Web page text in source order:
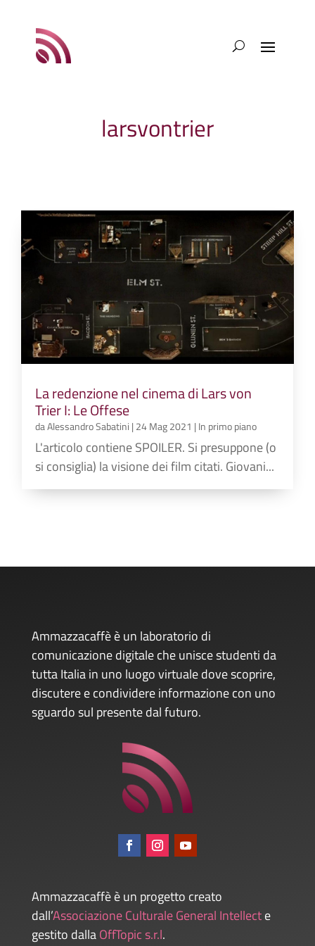
larsvontrier
La redenzione nel cinema di Lars von
Trier I: Le Offese
daAlessandro Sabatini | 24 Mag 2021 | In primo piano
L'articolo contiene SPOILER. Si presuppone (o
si consiglia) la visione dei film citati. Giovani...
Ammazzacaffè è un laboratorio di
comunicazione digitale che unisce studenti da
tutta Italia in uno luogo virtuale dove scoprire,
discutere e condividere informazione con uno
sguardo sul presente dal futuro.
Ammazzacaffè è un progetto creato
dall’Associazione Culturale General Intellecte
gestito dallaOffTopic s.r.l.